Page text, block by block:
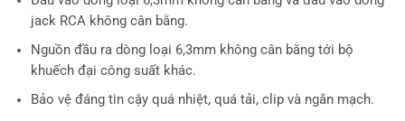
jack RCA không cân bằng.
Nguồn đầu ra dòng loại 6,3mm không cân bằng tới bộ
khuếch đại công suất khác.
Bảo vệ đáng tin cậy quá nhiệt, quá tải, clip và ngắn mạch.